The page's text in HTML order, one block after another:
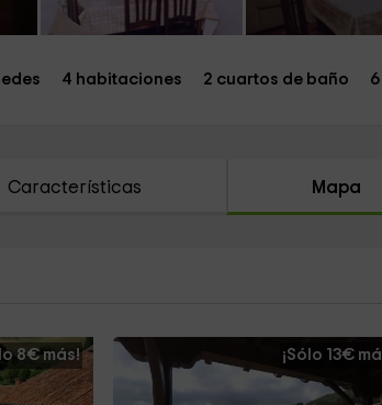
4 habitaciones 2 cuartos de baño
Características Mapa
8€ más! ¡Sólo 13€